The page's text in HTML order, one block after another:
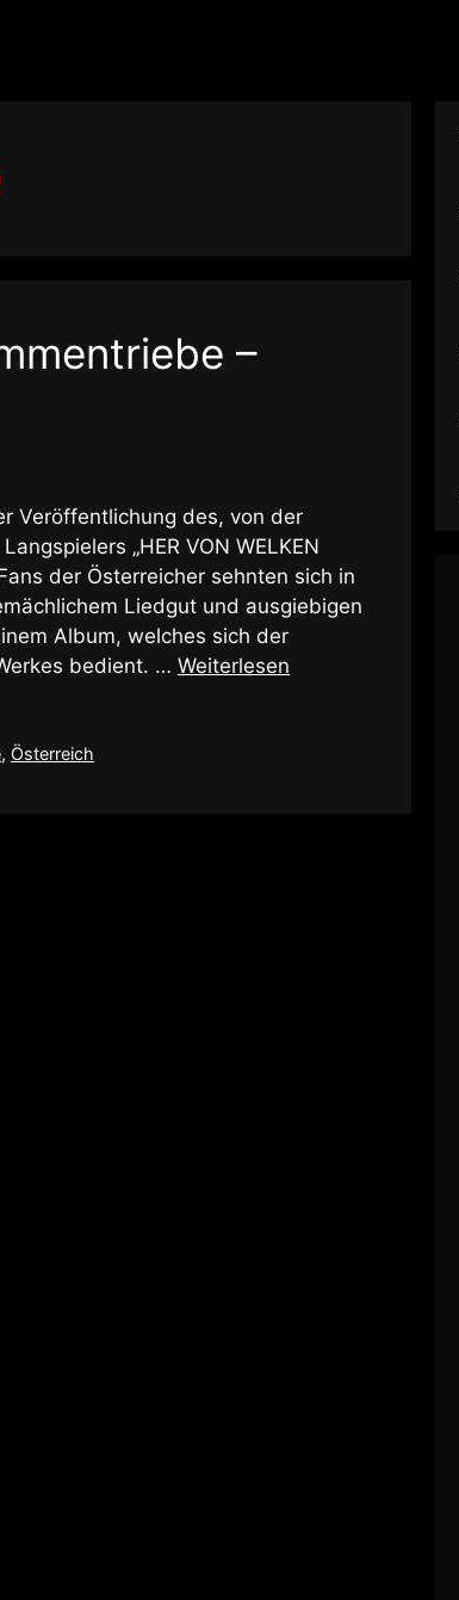
–
Veröffentlichung des, von der
„HER VON WELKEN
der Österreicher sehnten sich in
Liedgut und ausgiebigen
Album, welches sich der
bedient. … Weiterlesen
, Österreich